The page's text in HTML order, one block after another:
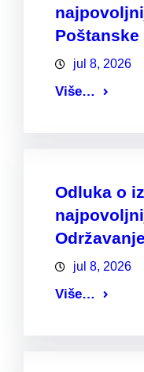
Poštanske
jul 8, 2026
Više…
Odluka o
jul 8, 2026
Više…